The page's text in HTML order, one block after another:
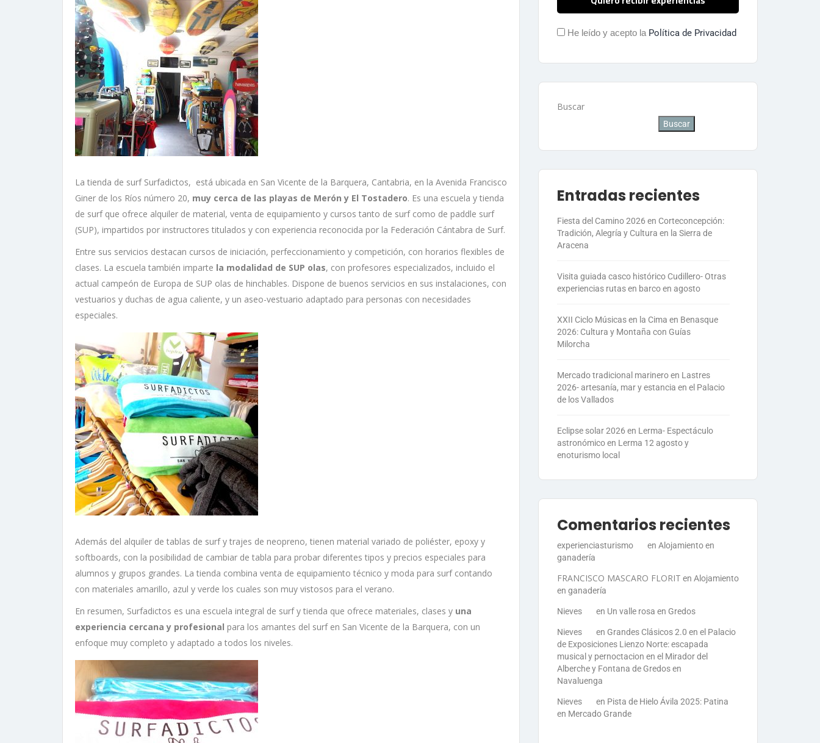
La tienda de surf Surfadictos, está ubicada en San Vicente de la Barquera, Cantabria, en la Avenida Francisco
Giner de los Ríos número 20, muy cerca de las playas de Merón y El Tostadero. Es una escuela y tienda
de surf que ofrece alquiler de material, venta de equipamiento y cursos tanto de surf como de paddle surf
(SUP), impartidos por instructores titulados y con experiencia reconocida por la Federación Cántabra de Surf.
Entre sus servicios destacan cursos de iniciación, perfeccionamiento y competición, con horarios flexibles de
clases. La escuela también imparte la modalidad de SUP olas, con profesores especializados, incluido el
actual campeón de Europa de SUP olas de hinchables. Dispone de buenos servicios en sus instalaciones, con
vestuarios y duchas de agua caliente, y un aseo-vestuario adaptado para personas con necesidades
especiales.
Además del alquiler de tablas de surf y trajes de neopreno, tienen material variado de poliéster, epoxy y
softboards, con la posibilidad de cambiar de tabla para probar diferentes tipos y precios especiales para
alumnos y grupos grandes. La tienda combina venta de equipamiento técnico y moda para surf contando
con materiales amarillo, azul y verde los cuales son muy vistosos para el verano.
En resumen, Surfadictos es una escuela integral de surf y tienda que ofrece materiales, clases y una
experiencia cercana y profesional para los amantes del surf en San Vicente de la Barquera, con un
enfoque muy completo y adaptado a todos los niveles.
He leído y acepto la Política de Privacidad
Buscar
Buscar
Entradas recientes
Fiesta del Camino 2026 en Corteconcepción:
Tradición, Alegría y Cultura en la Sierra de
Aracena
Visita guiada casco histórico Cudillero- Otras
experiencias rutas en barco en agosto
XXII Ciclo Músicas en la Cima en Benasque
2026: Cultura y Montaña con Guías
Milorcha
Mercado tradicional marinero en Lastres
2026- artesanía, mar y estancia en el Palacio
de los Vallados
Eclipse solar 2026 en Lerma- Espectáculo
astronómico en Lerma 12 agosto y
enoturismo local
Comentarios recientes
experienciasturismo en Alojamiento en
ganadería
FRANCISCO MASCARO FLORIT en Alojamiento
en ganadería
Nieves en Un valle rosa en Gredos
Nieves en Grandes Clásicos 2.0 en el Palacio
de Exposiciones Lienzo Norte: escapada
musical y pernoctacion en el Mirador del
Alberche y Fontana de Gredos en
Navaluenga
Nieves en Pista de Hielo Ávila 2025: Patina
en Mercado Grande